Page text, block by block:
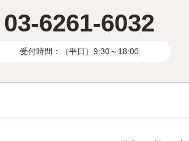
03-6261-6032
受付時間：（平日）9:30～18:00